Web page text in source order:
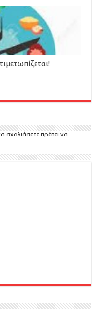
σχολιάσετε πρέπει να